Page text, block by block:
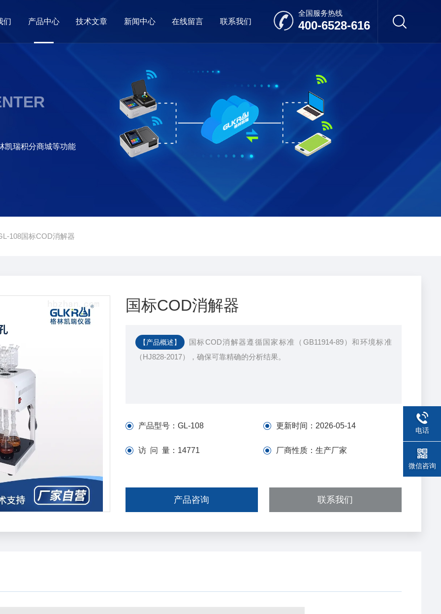
们 产品中心 技术文章 新闻中心 在线留言 联系我们
全国服务热线
400-6528-616
凯瑞积分商城等功能
108国标COD消解器
国标COD消解器
【产品概述】
国标COD消解器遵循国家标准（GB11914-89）和环境标准
（HJ828-2017），确保可靠精确的分析结果。
产品型号： GL-108 更新时间： 2026-05-14
访 问 量： 14771 厂商性质：生产厂家
产品咨询 联系我们
电话
微信咨询